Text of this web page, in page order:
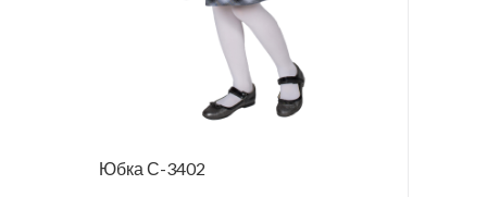
Юбка С-3402